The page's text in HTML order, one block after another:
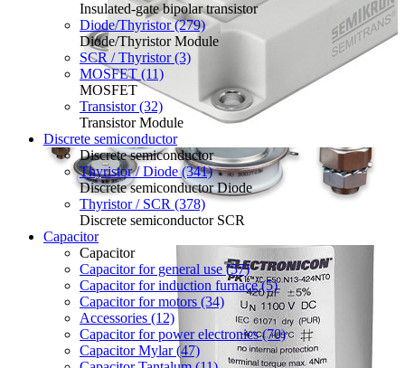
Insulated-gate bipolar transistor
Diode/Thyristor (279)
Diode/Thyristor Module
SCR / Thyristor (3)
MOSFET (11)
MOSFET
Transistor (32)
Transistor Module
Discrete semiconductor
Discrete semiconductor
Thyristor / Diode (341)
Discrete semiconductor Diode
Thyristor / SCR (378)
Discrete semiconductor SCR
Capacitor
Capacitor
Capacitor for general use (57)
Capacitor for induction furnace (5)
Capacitor for motors (34)
Accessories (12)
Capacitor for power electronics (70)
Capacitor Mylar (47)